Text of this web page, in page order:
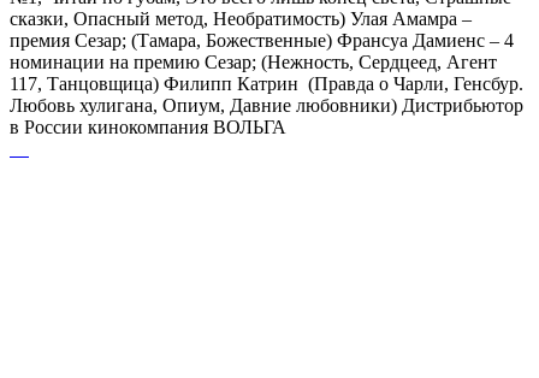
сказки, Опасный метод, Необратимость) Улая Амамра –
премия Сезар; (Тамара, Божественные) Франсуа Дамиенс – 4
номинации на премию Сезар; (Нежность, Сердцеед, Агент
117, Танцовщица) Филипп Катрин (Правда о Чарли, Генсбур.
Любовь хулигана, Опиум, Давние любовники) Дистрибьютор
в России кинокомпания ВОЛЬГА